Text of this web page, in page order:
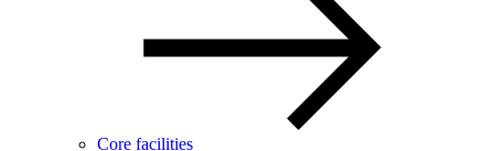
Core facilities